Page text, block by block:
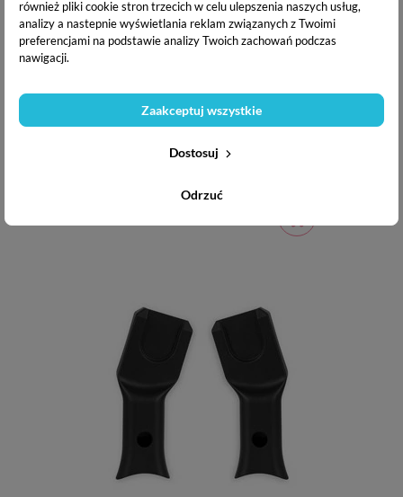
Cybex Adapter do fotelika samochodowego dla Gazelle S
również pliki cookie stron trzecich w celu ulepszenia naszych usług,
analizy a nastepnie wyświetlania reklam związanych z Twoimi
preferencjami na podstawie analizy Twoich zachowań podczas
nawigacji.
Odrzuć
Dostosuj
Zaakceptuj wszystkie